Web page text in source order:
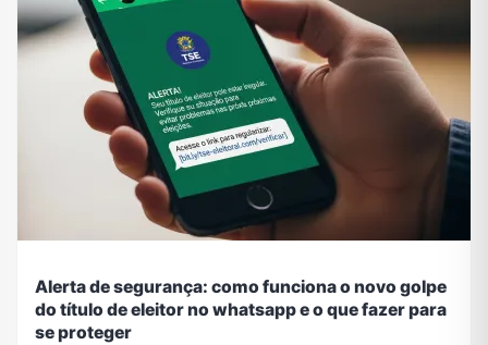
Alerta de segurança: como funciona o novo golpe
do título de eleitor no whatsapp e o que fazer para
se proteger